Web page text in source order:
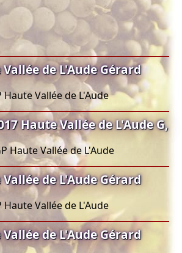
de L'Aude Gérard
Vallée de L'Aude
Haute Vallée de L'Aude G,
Haute Vallée de L'Aude
de L'Aude Gérard
Vallée de L'Aude
de L'Aude Gérard